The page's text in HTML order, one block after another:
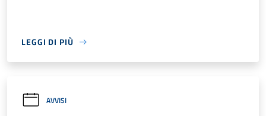
LEGGI DI PIÙ
AVVISI